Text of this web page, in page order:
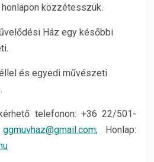
közzétesszük.
Ház egy későbbi
és egyedi művészeti
telefonon: +36 22/501-
ggmuvhaz@gmail.com; Honlap: